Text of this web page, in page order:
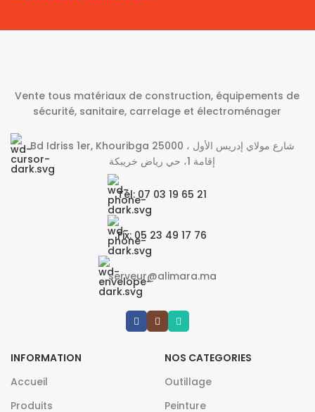
Vente tous matériaux de construction, équipements de
sécurité, sanitaire, carrelage et électroménager
Bd Idriss 1er, Khouribga 25000 شارع مولاي إدريس الأول ،
إقامة 1، حي رياض خريبكة
Tél: 07 03 19 65 21
Fix: 05 23 49 17 76
serveur@alimara.ma
INFORMATION
Accueil
Produits
NOS CATEGORIES
Outillage
Peinture